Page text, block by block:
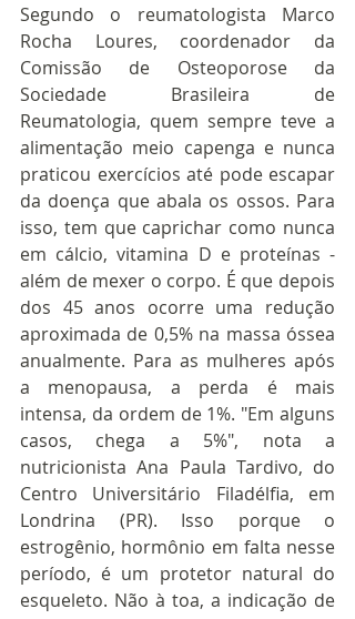
Segundo o reumatologista Marco
Rocha Loures, coordenador da
Comissão de Osteoporose da
Sociedade Brasileira de
Reumatologia, quem sempre teve a
alimentação meio capenga e nunca
praticou exercícios até pode escapar
da doença que abala os ossos. Para
isso, tem que caprichar como nunca
em cálcio, vitamina D e proteínas -
além de mexer o corpo. É que depois
dos 45 anos ocorre uma redução
aproximada de 0,5% na massa óssea
anualmente. Para as mulheres após
a menopausa, a perda é mais
intensa, da ordem de 1%. "Em alguns
casos, chega a 5%", nota a
nutricionista Ana Paula Tardivo, do
Centro Universitário Filadélfia, em
Londrina (PR). Isso porque o
estrogênio, hormônio em falta nesse
período, é um protetor natural do
esqueleto. Não à toa, a indicação de